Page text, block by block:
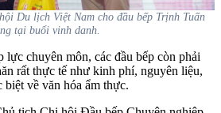
Du lịch Việt Nam cho đầu bếp Trịnh Tuấn
tại buổi vinh danh.
lực chuyên môn, các đầu bếp còn phải
rất thực tế như kinh phí, nguyên liệu,
biệt về văn hóa ẩm thực.